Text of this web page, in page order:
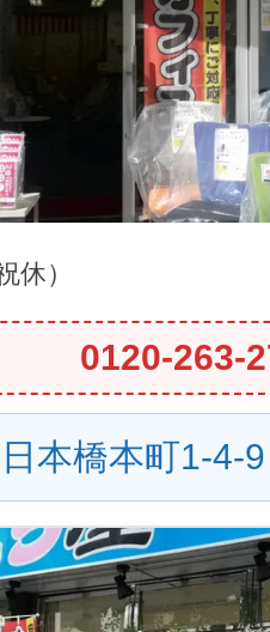
休）
0120-263-
本橋本町1-4-9